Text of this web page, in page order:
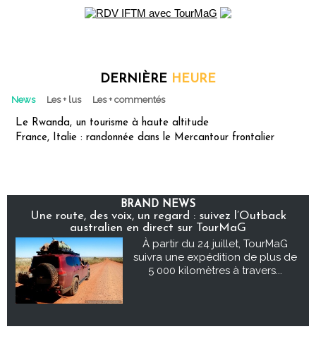
DERNIÈRE HEURE
News Les + lus Les + commentés
Le Rwanda, un tourisme à haute altitude
France, Italie : randonnée dans le Mercantour frontalier
BRAND NEWS
Une route, des voix, un regard : suivez l’Outback
australien en direct sur TourMaG
À partir du 24 juillet, TourMaG
suivra une expédition de plus de
5 000 kilomètres à travers...